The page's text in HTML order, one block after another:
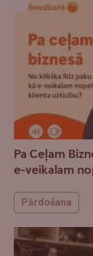
Pa Ceļam
e-veikalam
Pārdošana